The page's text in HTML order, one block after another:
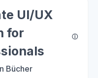
UI/UX
for
Bücher